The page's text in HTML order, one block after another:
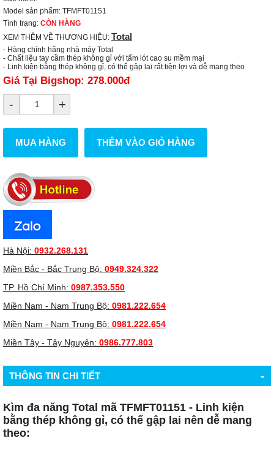
Model sản phẩm: TFMFT01151
Tình trạng: CÒN HÀNG
XEM THÊM VỀ THƯƠNG HIỆU: Total
- Hàng chính hãng nhà máy Total
- Chất liệu tay cầm thép không gỉ với tấm lót cao su mềm mại
- Linh kiện bằng thép không gỉ, có thể gập lai rất tiện lợi và dễ mang theo
Giá Tại Bigshop: 278.000đ
- +
MUA HÀNG THÊM VÀO GIỎ HÀNG
Hà Nội: 0932.268.131
Miền Bắc - Bắc Trung Bộ: 0949.324.322
TP. Hồ Chí Minh: 0987.353.550
Miền Nam - Nam Trung Bộ: 0981.222.654
Miền Nam - Nam Trung Bộ: 0981.222.654
Miền Tây - Tây Nguyên: 0986.777.803
THÔNG TIN CHI TIẾT -
Kìm đa năng Total mã TFMFT01151 - Linh kiện
bằng thép không gỉ, có thể gập lai nên dễ mang
theo: